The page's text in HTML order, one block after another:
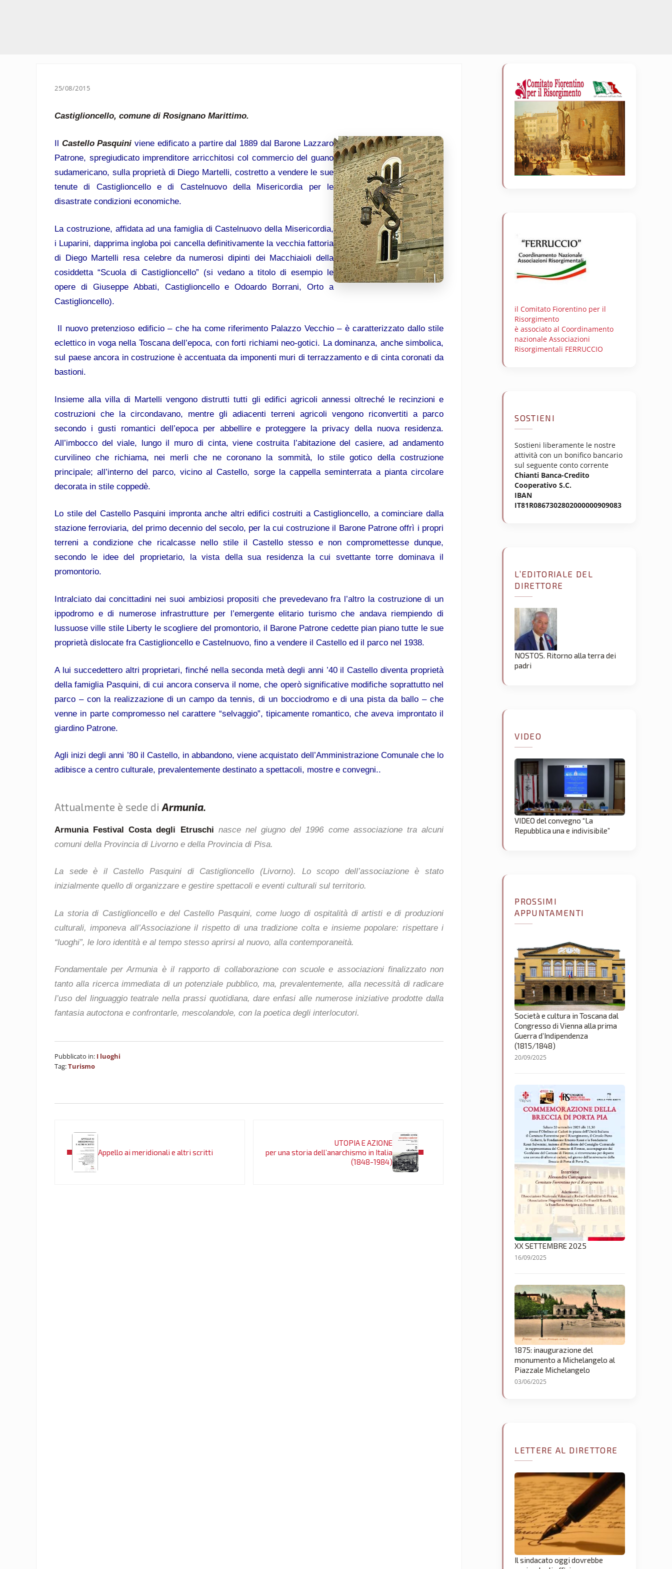
25/08/2015
Castiglioncello, comune di Rosignano Marittimo.
Il Castello Pasquini viene edificato a partire dal 1889 dal Barone Lazzaro
Patrone, spregiudicato imprenditore arricchitosi col commercio del guano
sudamericano, sulla proprietà di Diego Martelli, costretto a vendere le sue
tenute di Castiglioncello e di Castelnuovo della Misericordia per le
disastrate condizioni economiche.
La costruzione, affidata ad una famiglia di Castelnuovo della Misericordia,
i Luparini, dapprima ingloba poi cancella definitivamente la vecchia fattoria
di Diego Martelli resa celebre da numerosi dipinti dei Macchiaioli della
cosiddetta “Scuola di Castiglioncello” (si vedano a titolo di esempio le
opere di Giuseppe Abbati, Castiglioncello e Odoardo Borrani, Orto a
Castiglioncello).
Il nuovo pretenzioso edificio – che ha come riferimento Palazzo Vecchio – è caratterizzato dallo stile
eclettico in voga nella Toscana dell’epoca, con forti richiami neo-gotici. La dominanza, anche simbolica,
sul paese ancora in costruzione è accentuata da imponenti muri di terrazzamento e di cinta coronati da
bastioni.
Insieme alla villa di Martelli vengono distrutti tutti gli edifici agricoli annessi oltreché le recinzioni e
costruzioni che la circondavano, mentre gli adiacenti terreni agricoli vengono riconvertiti a parco
secondo i gusti romantici dell’epoca per abbellire e proteggere la privacy della nuova residenza.
All’imbocco del viale, lungo il muro di cinta, viene costruita l’abitazione del casiere, ad andamento
curvilineo che richiama, nei merli che ne coronano la sommità, lo stile gotico della costruzione
principale; all’interno del parco, vicino al Castello, sorge la cappella seminterrata a pianta circolare
decorata in stile coppedè.
Lo stile del Castello Pasquini impronta anche altri edifici costruiti a Castiglioncello, a cominciare dalla
stazione ferroviaria, del primo decennio del secolo, per la cui costruzione il Barone Patrone offrì i propri
terreni a condizione che ricalcasse nello stile il Castello stesso e non compromettesse dunque,
secondo le idee del proprietario, la vista della sua residenza la cui svettante torre dominava il
promontorio.
Intralciato dai concittadini nei suoi ambiziosi propositi che prevedevano fra l’altro la costruzione di un
ippodromo e di numerose infrastrutture per l’emergente elitario turismo che andava riempiendo di
lussuose ville stile Liberty le scogliere del promontorio, il Barone Patrone cedette pian piano tutte le sue
proprietà dislocate fra Castiglioncello e Castelnuovo, fino a vendere il Castello ed il parco nel 1938.
A lui succedettero altri proprietari, finché nella seconda metà degli anni ’40 il Castello diventa proprietà
della famiglia Pasquini, di cui ancora conserva il nome, che operò significative modifiche soprattutto nel
parco – con la realizzazione di un campo da tennis, di un bocciodromo e di una pista da ballo – che
venne in parte compromesso nel carattere “selvaggio”, tipicamente romantico, che aveva improntato il
giardino Patrone.
Agli inizi degli anni ’80 il Castello, in abbandono, viene acquistato dell’Amministrazione Comunale che lo
adibisce a centro culturale, prevalentemente destinato a spettacoli, mostre e convegni..
Attualmente è sede diArmunia.
Armunia Festival Costa degli Etruschi nasce nel giugno del 1996 come associazione tra alcuni
comuni della Provincia di Livorno e della Provincia di Pisa.
La sede è il Castello Pasquini di Castiglioncello (Livorno). Lo scopo dell’associazione è stato
inizialmente quello di organizzare e gestire spettacoli e eventi culturali sul territorio.
La storia di Castiglioncello e del Castello Pasquini, come luogo di ospitalità di artisti e di produzioni
culturali, imponeva all’Associazione il rispetto di una tradizione colta e insieme popolare: rispettare i
“luoghi”, le loro identità e al tempo stesso aprirsi al nuovo, alla contemporaneità.
Fondamentale per Armunia è il rapporto di collaborazione con scuole e associazioni finalizzato non
tanto alla ricerca immediata di un potenziale pubblico, ma, prevalentemente, alla necessità di radicare
l’uso del linguaggio teatrale nella prassi quotidiana, dare enfasi alle numerose iniziative prodotte dalla
fantasia autoctona e confrontarle, mescolandole, con la poetica degli interlocutori.
Pubblicato in: I luoghi
Tag:Turismo
Appello ai meridionali e altri scritti
UTOPIA E AZIONE
per una storia dell’anarchismo in Italia
(1848-1984)
Sidebar
il Comitato Fiorentino per il
Risorgimento
è associato al Coordinamento
nazionale Associazioni
Risorgimentali FERRUCCIO
SOSTIENI
Sostieni liberamente le nostre
attività con un bonifico bancario
sul seguente conto corrente
Chianti Banca-Credito
Cooperativo S.C.
IBAN
IT81R0867302802000000909083
L’EDITORIALE DEL
DIRETTORE
NOSTOS. Ritorno alla terra dei
padri
VIDEO
VIDEO del convegno “La
Repubblica una e indivisibile”
PROSSIMI
APPUNTAMENTI
Società e cultura in Toscana dal
Congresso di Vienna alla prima
Guerra d’Indipendenza
(1815/1848)
20/09/2025
XX SETTEMBRE 2025
16/09/2025
1875: inaugurazione del
monumento a Michelangelo al
Piazzale Michelangelo
03/06/2025
LETTERE AL DIRETTORE
Il sindacato oggi dovrebbe